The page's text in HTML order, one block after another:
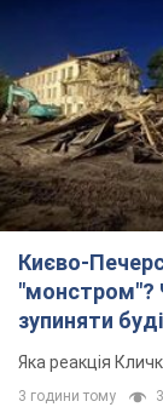
Києво-
"монстром"?
зупиняти
Яка реакція
3 години тому